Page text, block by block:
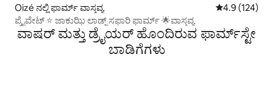
Oizé ನಲ್ಲಿ ಫಾರ್ಮ್ ವಾಸ್ತವ್ಯ 5 ರಲ್ಲಿ 4.9
4.9 (124)
ಪ್ರೈವೇಟ್ ⭐ ಜಾಕುಝಿ ಲಾಡ್ಜ್ ಸಫಾರಿ ಫಾರ್ಮ್ 🌟ವಾಸ್ತವ್ಯ
ವಾಷರ್ ಮತ್ತು ಡ್ರೈಯರ್ ಹೊಂದಿರುವ ಫಾರ್ಮ್‌ಸ್ಟೇ
ಬಾಡಿಗೆಗಳು